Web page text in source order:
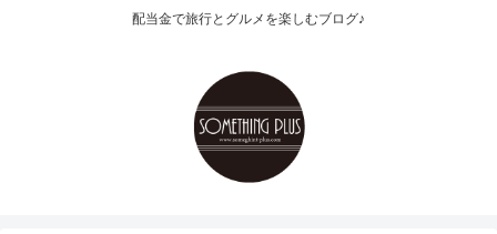
配当金で旅行とグルメを楽しむブログ♪